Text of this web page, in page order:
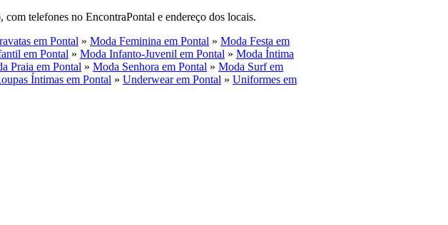
com telefones no EncontraPontal e endereço dos locais.
em Pontal » Moda Feminina em Pontal » Moda Festa em
em Pontal » Moda Infanto-Juvenil em Pontal » Moda Íntima
Praia em Pontal » Moda Senhora em Pontal » Moda Surf em
Íntimas em Pontal » Underwear em Pontal » Uniformes em